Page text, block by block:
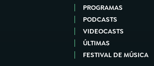
PROGRAMAS
PODCASTS
VIDEOCASTS
ÚLTIMAS
FESTIVAL DE MÚSICA